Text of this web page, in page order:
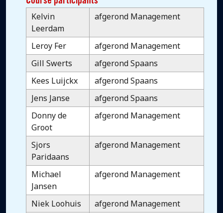
Kelvin
Leerdam
afgerond Management
Leroy Fer
afgerond Management
Gill Swerts
afgerond Spaans
Kees Luijckx
afgerond Spaans
Jens Janse
afgerond Spaans
Donny de
Groot
afgerond Management
Sjors
Paridaans
afgerond Management
Michael
Jansen
afgerond Management
Niek Loohuis afgerond Management